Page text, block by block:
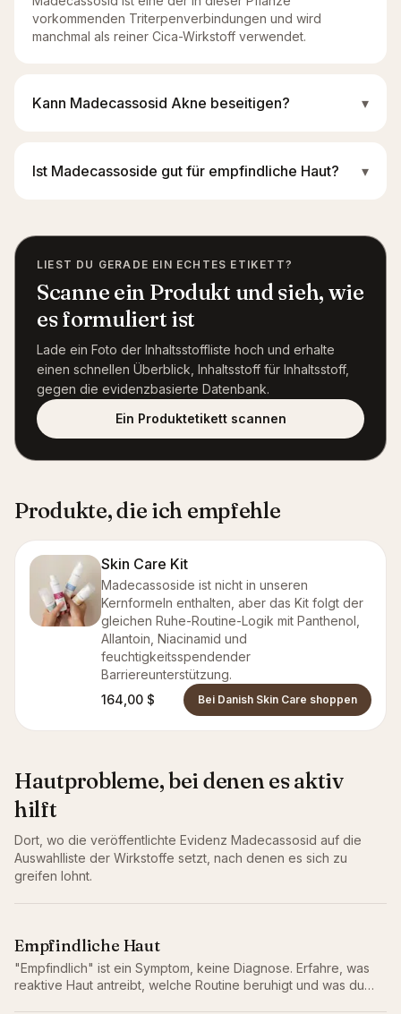
vorkommenden Triterpenverbindungen und wird
manchmal als reiner Cica-Wirkstoff verwendet.
Kann Madecassosid Akne beseitigen? ▾
Ist Madecassoside gut für empfindliche Haut? ▾
LIEST DU GERADE EIN ECHTES ETIKETT?
Scanne ein Produkt und sieh, wie
es formuliert ist
Lade ein Foto der Inhaltsstoffliste hoch und erhalte
einen schnellen Überblick, Inhaltsstoff für Inhaltsstoff,
gegen die evidenzbasierte Datenbank.
Ein Produktetikett scannen
Produkte, die ich empfehle
Skin Care Kit
Madecassoside ist nicht in unseren
Kernformeln enthalten, aber das Kit folgt der
gleichen Ruhe-Routine-Logik mit Panthenol,
Allantoin, Niacinamid und
feuchtigkeitsspendender
Barriereunterstützung.
164,00 $
Bei Danish Skin Care shoppen
Hautprobleme, bei denen es aktiv
hilft
Dort, wo die veröffentlichte Evidenz Madecassosid auf die
Auswahlliste der Wirkstoffe setzt, nach denen es sich zu
greifen lohnt.
Empfindliche Haut
"Empfindlich" ist ein Symptom, keine Diagnose. Erfahre, was
reaktive Haut antreibt, welche Routine beruhigt und was du